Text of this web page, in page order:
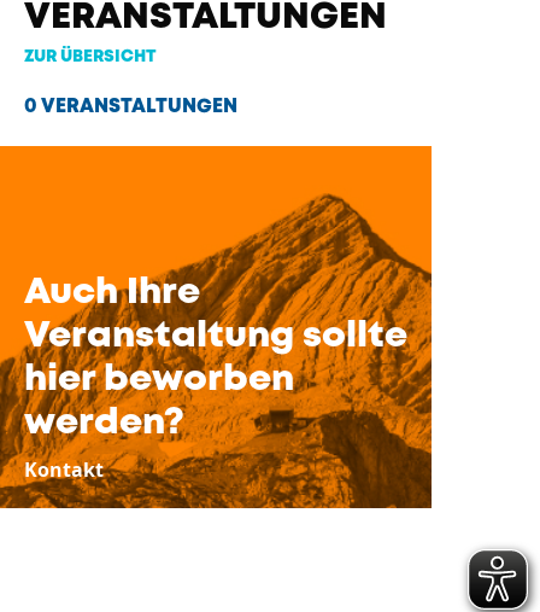
VERANSTALTUNGEN
ZUR ÜBERSICHT
0 VERANSTALTUNGEN
Auch Ihre
Veranstaltung sollte
hier beworben
werden?
Kontakt